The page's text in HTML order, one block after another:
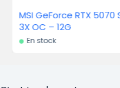
SHADOW
MSI
3X OC – 16G